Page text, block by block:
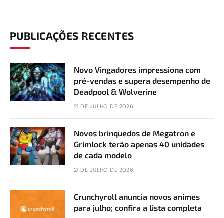
PUBLICAÇÕES RECENTES
Novo Vingadores impressiona com
pré-vendas e supera desempenho de
Deadpool & Wolverine
21 DE JULHO DE 2026
Novos brinquedos de Megatron e
Grimlock terão apenas 40 unidades
de cada modelo
21 DE JULHO DE 2026
Crunchyroll anuncia novos animes
para julho; confira a lista completa